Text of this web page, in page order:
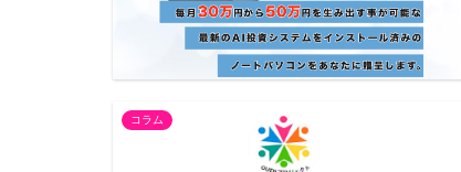
コラム